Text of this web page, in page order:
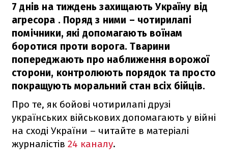
7 днів на тиждень захищають Україну від
агресора . Поряд з ними – чотирилапі
помічники, які допомагають воїнам
боротися проти ворога. Тварини
попереджають про наближення ворожої
сторони, контролюють порядок та просто
покращують моральний стан всіх бійців.
Про те, як бойові чотирилапі друзі
українських військових допомагають у війні
на сході України – читайте в матеріалі
журналістів 24 каналу.